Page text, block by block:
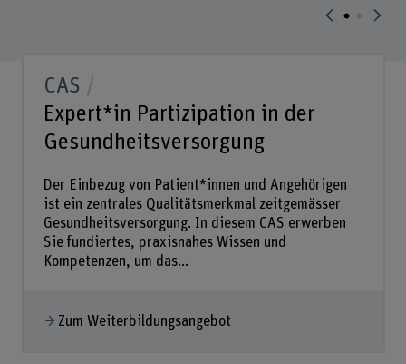
CAS
Expert*in Partizipation in der
Gesundheitsversorgung
Der Einbezug von Patient*innen und Angehörigen
ist ein zentrales Qualitätsmerkmal zeitgemässer
Gesundheitsversorgung. In diesem CAS erwerben
Sie fundiertes, praxisnahes Wissen und
Kompetenzen, um das...
Zum Weiterbildungsangebot